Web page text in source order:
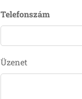
Telefonszám
Üzenet